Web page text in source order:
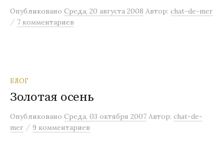
Опубликовано Среда, 20 августа 2008 Автор: chat-de-mer
/ 7 комментариев
БЛОГ
Золотая осень
Опубликовано Среда, 03 октября 2007 Автор: chat-de-
mer / 9 комментариев